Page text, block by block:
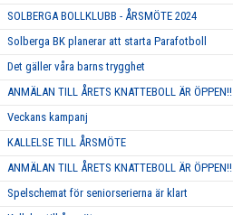
SOLBERGA BOLLKLUBB - ÅRSMÖTE 2024
Solberga BK planerar att starta Parafotboll
Det gäller våra barns trygghet
ANMÄLAN TILL ÅRETS KNATTEBOLL ÄR ÖPPEN!!
Veckans kampanj
KALLELSE TILL ÅRSMÖTE
ANMÄLAN TILL ÅRETS KNATTEBOLL ÄR ÖPPEN!!
Spelschemat för seniorserierna är klart